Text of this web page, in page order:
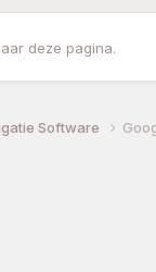
deze pagina.
Software